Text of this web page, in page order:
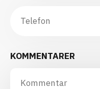
KOMMENTARER